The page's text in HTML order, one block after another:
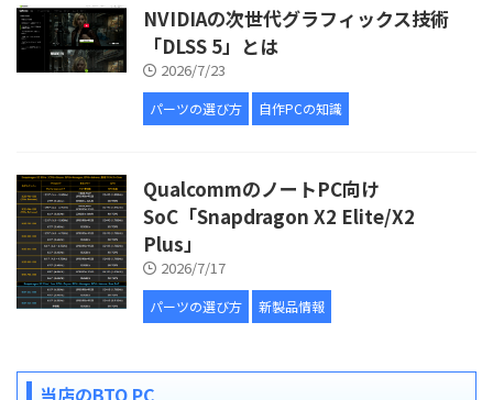
NVIDIAの次世代グラフィックス技術
「DLSS 5」とは
2026/7/23
パーツの選び方 自作PCの知識
QualcommのノートPC向け
SoC「Snapdragon X2 Elite/X2
Plus」
2026/7/17
パーツの選び方 新製品情報
当店のBTO PC